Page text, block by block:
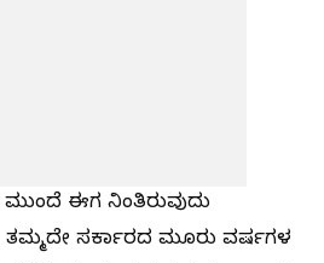
ಈಗ ನಿಂತಿರುವುದು
ಸರ್ಕಾರದ ಮೂರು ವರ್ಷಗಳ